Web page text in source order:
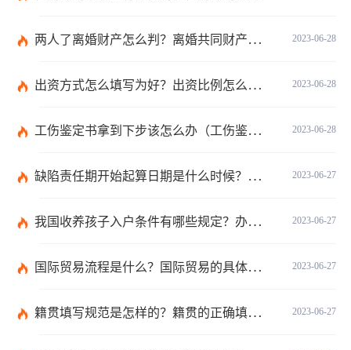
2023-06-28
两人了离婚财产怎么判？离婚共同财产有哪些？_焦点快报
2023-06-28
出资方式怎么填写为好？出资比例怎么填写？
2023-06-28
工伤鉴定书拿到下步该怎么办（工伤鉴定后要是对伤残等级结论不服怎么办）
2023-06-27
缺陷责任期开始起算日期是什么时候？缺陷责任终止证书签发的必要条件是什么？
2023-06-27
我国收养孩子入户条件有哪些规定？办理收养登记的事实收养情况有几种？
2023-06-27
国际贸易流程是什么？国际贸易的具体流程的内容都有哪些？
2023-06-27
籍贯填写规范是怎样的？籍贯的正确填写规范是什么？-天天微动态